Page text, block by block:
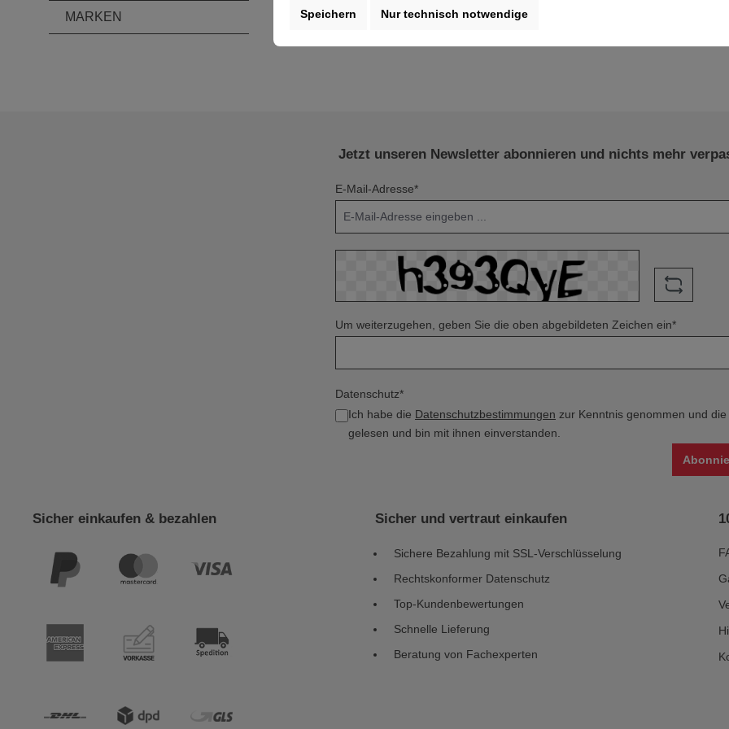
MARKEN
Jetzt unseren Newsletter abonnieren und nichts mehr
E-Mail-Adresse*
Um weiterzugehen, geben Sie die oben abgebildeten Zeichen ein*
Datenschutz*
Ich habe die Datenschutzbestimmungen zur Kenntnis genommen und die
gelesen und bin mit ihnen einverstanden.
Sicher einkaufen & bezahlen Sicher und vertraut einkaufen
Sichere Bezahlung mit SSL-Verschlüsselung
Rechtskonformer Datenschutz
Top-Kundenbewertungen
Schnelle Lieferung
Beratung von Fachexperten
Speichern Nur technisch notwendige